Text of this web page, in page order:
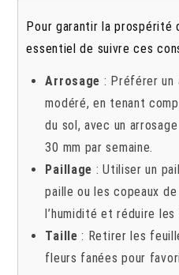
Pour garantir la prospérité
essentiel de suivre ces
Arrosage : Préférer un
modéré, en tenant
du sol, avec un
30 mm par semaine.
Paillage : Utiliser un
paille ou les copeaux
l’humidité et réduire les
Taille : Retirer les
fleurs fanées pour